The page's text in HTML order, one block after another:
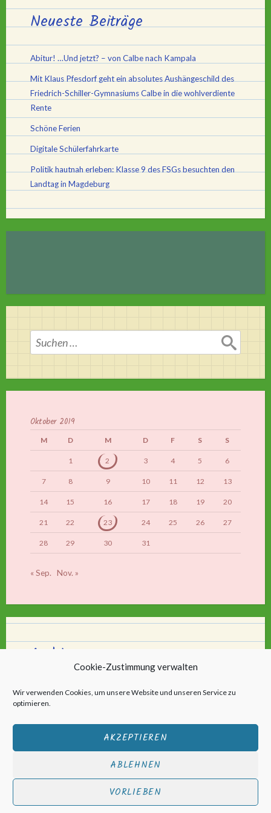
Cookie-Zustimmung verwalten
Wir verwenden Cookies, um unsere Website und unseren Service zu
optimieren.
AKZEPTIEREN
ABLEHNEN
VORLIEBEN
Neueste Beiträge
Abitur! …Und jetzt? – von Calbe nach Kampala
Mit Klaus Pfesdorf geht ein absolutes Aushängeschild des
Friedrich-Schiller-Gymnasiums Calbe in die wohlverdiente
Rente
Schöne Ferien
Digitale Schülerfahrkarte
Politik hautnah erleben: Klasse 9 des FSGs besuchten den
Landtag in Magdeburg
Suchen
nach:
Oktober 2019
M D M D F S S
1 2 3 4 5 6
7 8 9 10 11 12 13
14 15 16 17 18 19 20
21 22 23 24 25 26 27
28 29 30 31
« Sep. Nov. »
Archiv
Stolz bereitgestellt von WordPress | Theme: Scratchpad von
Automattic.